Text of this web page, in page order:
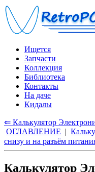
Ищется
Запчасти
Коллекция
Библиотека
Контакты
На даче
Кидалы
⇐ Калькулятор
ОГЛАВЛЕНИЕ |
снизу и на разъём
Калькулятор